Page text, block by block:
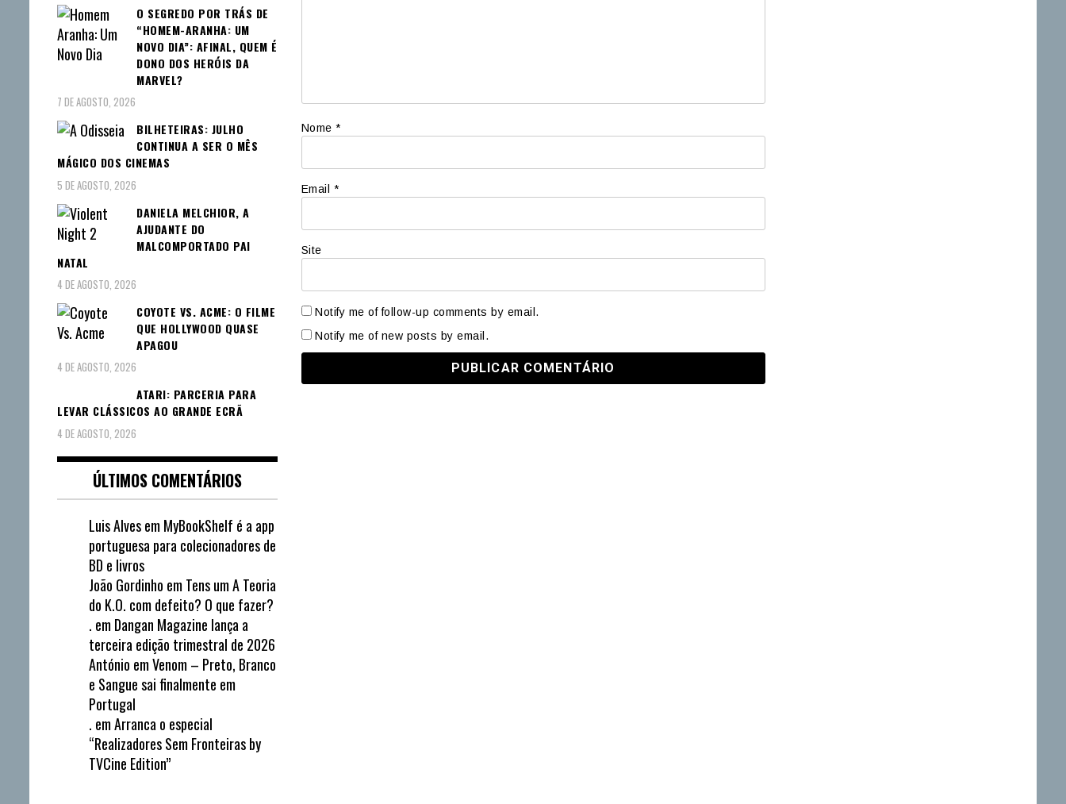
Nome *
Email *
Site
Notify me of follow-up comments by email.
Notify me of new posts by email.
O SEGREDO POR TRÁS DE
“HOMEM-ARANHA: UM
NOVO DIA”: AFINAL, QUEM É
DONO DOS HERÓIS DA
MARVEL?
7 DE AGOSTO, 2026
BILHETEIRAS: JULHO
CONTINUA A SER O MÊS
MÁGICO DOS CINEMAS
5 DE AGOSTO, 2026
DANIELA MELCHIOR, A
AJUDANTE DO
MALCOMPORTADO PAI
NATAL
4 DE AGOSTO, 2026
COYOTE VS. ACME: O FILME
QUE HOLLYWOOD QUASE
APAGOU
4 DE AGOSTO, 2026
ATARI: PARCERIA PARA
LEVAR CLÁSSICOS AO GRANDE ECRÃ
4 DE AGOSTO, 2026
ÚLTIMOS COMENTÁRIOS
Luis Alvesem MyBookShelf é a app
portuguesa para colecionadores de
BD e livros
João Gordinho em Tens um A Teoria
do K.O. com defeito? O que fazer?
. em Dangan Magazine lança a
terceira edição trimestral de 2026
António emVenom – Preto, Branco
e Sangue sai finalmente em
Portugal
. emArranca o especial
“Realizadores Sem Fronteiras by
TVCine Edition”